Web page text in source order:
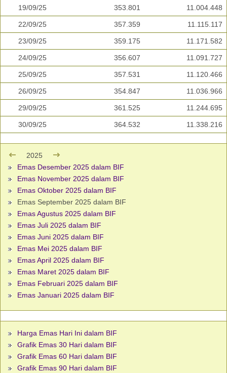
19/09/25 353.801 11.004.448
22/09/25 357.359 11.115.117
23/09/25 359.175 11.171.582
24/09/25 356.607 11.091.727
25/09/25 357.531 11.120.466
26/09/25 354.847 11.036.966
29/09/25 361.525 11.244.695
30/09/25 364.532 11.338.216
2025
Emas Desember 2025 dalam BIF
Emas November 2025 dalam BIF
Emas Oktober 2025 dalam BIF
Emas September 2025 dalam BIF
Emas Agustus 2025 dalam BIF
Emas Juli 2025 dalam BIF
Emas Juni 2025 dalam BIF
Emas Mei 2025 dalam BIF
Emas April 2025 dalam BIF
Emas Maret 2025 dalam BIF
Emas Februari 2025 dalam BIF
Emas Januari 2025 dalam BIF
Harga Emas Hari Ini dalam BIF
Grafik Emas 30 Hari dalam BIF
Grafik Emas 60 Hari dalam BIF
Grafik Emas 90 Hari dalam BIF